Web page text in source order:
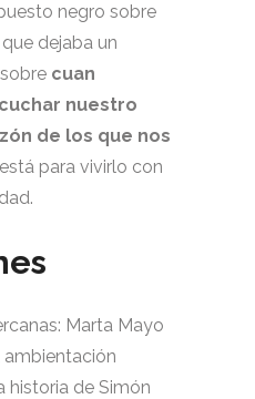
negro sobre
dejaba un
cuan
nuestro
de los que nos
para vivirlo con
Marta Mayo
ambientación
historia de Simón